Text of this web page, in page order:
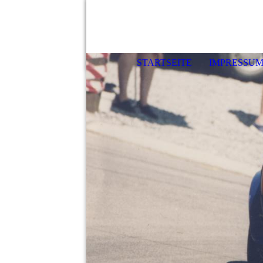
STARTSEITE IMPRESSUM